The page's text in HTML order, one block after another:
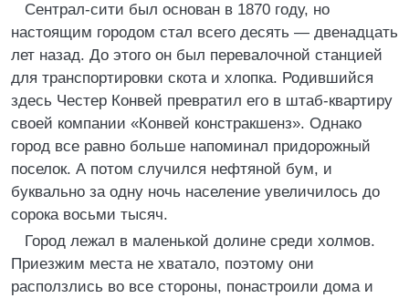
Сентрал-сити был основан в 1870 году, но
настоящим городом стал всего десять — двенадцать
лет назад. До этого он был перевалочной станцией
для транспортировки скота и хлопка. Родившийся
здесь Честер Конвей превратил его в штаб-квартиру
своей компании «Конвей констракшенз». Однако
город все равно больше напоминал придорожный
поселок. А потом случился нефтяной бум, и
буквально за одну ночь население увеличилось до
сорока восьми тысяч.
Город лежал в маленькой долине среди холмов.
Приезжим места не хватало, поэтому они
расползлись во все стороны, понастроили дома и